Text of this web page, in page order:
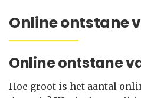
Online ontstane
Online ontstane
Hoe groot is het aantal